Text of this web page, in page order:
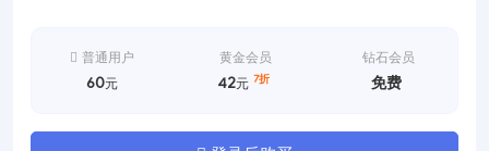
普通用户
60元
黄金会员
42元 7折
钻石会员
免费